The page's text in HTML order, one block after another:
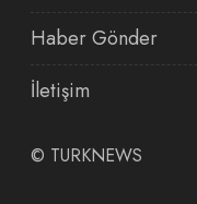
Haber Gönder
İletişim
© TURKNEWS